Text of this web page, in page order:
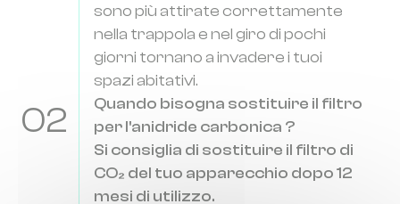
sono più attirate correttamente
nella trappola e nel giro di pochi
giorni tornano a invadere i tuoi
spazi abitativi.
02
Quando bisogna sostituire il filtro
per l'anidride carbonica ?
Si consiglia di sostituire il filtro di
CO₂ del tuo apparecchio dopo 12
mesi di utilizzo.